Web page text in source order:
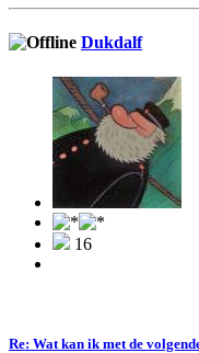
Dukdalf
16
Re: Wat kan ik met de